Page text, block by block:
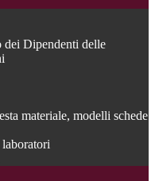
dei Dipendenti delle
materiale, modelli schede